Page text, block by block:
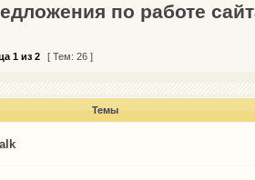
по работе
1 из 2 [ Тем: 26 ]
Темы